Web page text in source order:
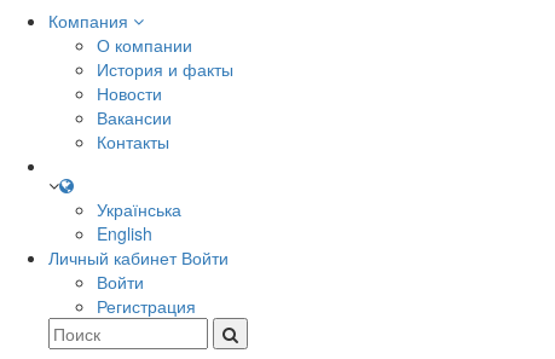
Компания
О компании
История и факты
Новости
Вакансии
Контакты
Українська
English
Личный кабинет Войти
Войти
Регистрация